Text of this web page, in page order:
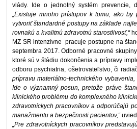
vlády. Ide o jednotný systém prevencie,
„Existuje mnoho prístupov k tomu, ako
vytvoriť štandardné postupy na základe
rovnakú a kvalitnú zdravotnú starostlivosť,“
MZ SR intenzívne pracuje postupne na
septembra 2017. Odborné pracovné
ktoré sú v štádiu dokončenia a prípravy
odboru psychiatria, ošetrovateľstvo, či
prípravu materiálno-technického
Ide o významný posun, pretože práve
klinického problému do komplexného
zdravotníckych pracovníkov a odporúčajú
manažmentu a bezpečnosti pacientov,“
„Pre zdravotníckych pracovníkov